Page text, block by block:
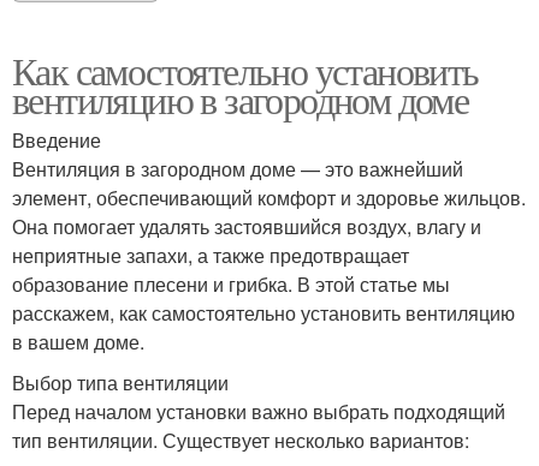
Как самостоятельно установить
вентиляцию в загородном доме
Введение
Вентиляция в загородном доме — это важнейший
элемент, обеспечивающий комфорт и здоровье жильцов.
Она помогает удалять застоявшийся воздух, влагу и
неприятные запахи, а также предотвращает
образование плесени и грибка. В этой статье мы
расскажем, как самостоятельно установить вентиляцию
в вашем доме.
Выбор типа вентиляции
Перед началом установки важно выбрать подходящий
тип вентиляции. Существует несколько вариантов: